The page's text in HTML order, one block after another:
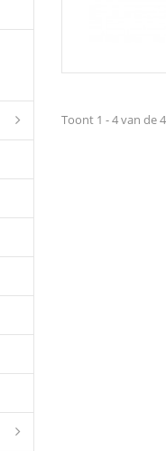
Toont 1 - 4 van de